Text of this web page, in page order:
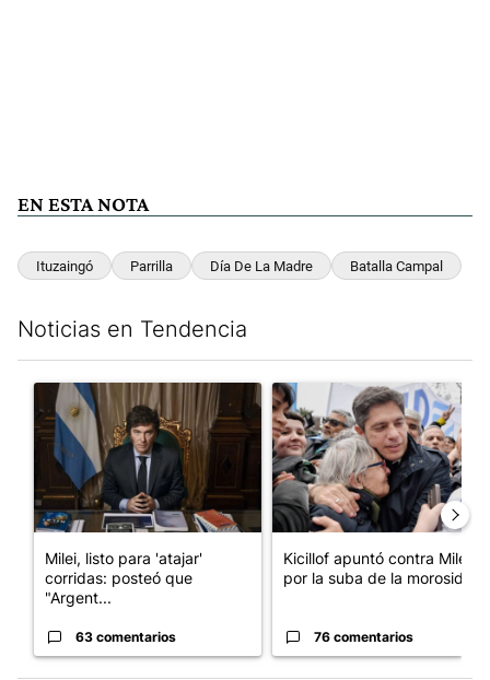
EN ESTA NOTA
Ituzaingó Parrilla Día De La Madre Batalla Campal
Noticias en Tendencia
Un artículo de tendencia con el título "Milei, listo para 'atajar'
Milei, listo para 'atajar'
corridas: posteó que
"Argent...
63 comentarios
Un artículo de tendencia con
Kicillof apuntó contra Milei
por la suba de la morosida...
76 comentarios